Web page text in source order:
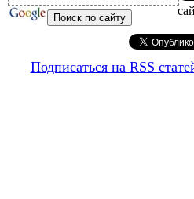
Подписаться на RSS